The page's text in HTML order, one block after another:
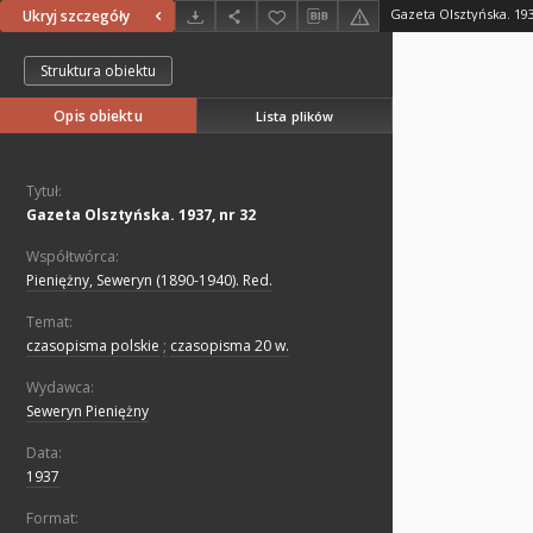
Ukryj szczegóły Gazeta Olsztyńska.
Struktura obiektu
Opis obiektu Lista plików
Tytuł:
Gazeta Olsztyńska. 1937, nr 32
Współtwórca:
Pieniężny, Seweryn (1890-1940). Red.
Temat:
czasopisma polskie ; czasopisma 20 w.
Wydawca:
Seweryn Pieniężny
Data:
1937
Format: